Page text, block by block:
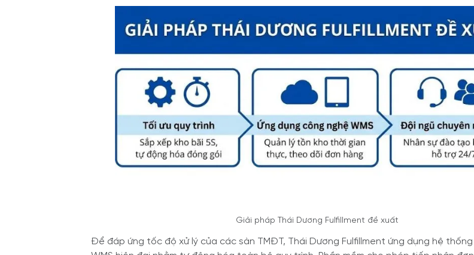
Giải pháp Thái Dương Fulfillment đề xuất
Để đáp ứng tốc độ xử lý của các sàn TMĐT, Thái Dương Fulfillment ứng dụng hệ thống